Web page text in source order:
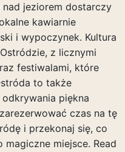
jeziorem dostarczy
kawiarnie
i wypoczynek. Kultura
z licznymi
festiwalami, które
to także
piękna
czas na tę
i przekonaj się, co
magiczne miejsce. Read